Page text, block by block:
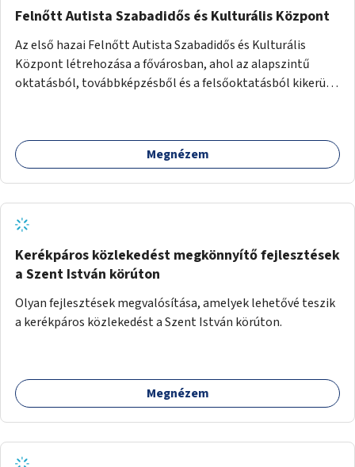
Felnőtt Autista Szabadidős és Kulturális Központ
Az első hazai Felnőtt Autista Szabadidős és Kulturális
Központ létrehozása a fővárosban, ahol az alapszintű
oktatásból, továbbképzésből és a felsőoktatásból kikerülő
Megnézem
Kerékpáros közlekedést megkönnyítő fejlesztések
a Szent István körúton
Olyan fejlesztések megvalósítása, amelyek lehetővé teszik
a kerékpáros közlekedést a Szent István körúton.
Megnézem